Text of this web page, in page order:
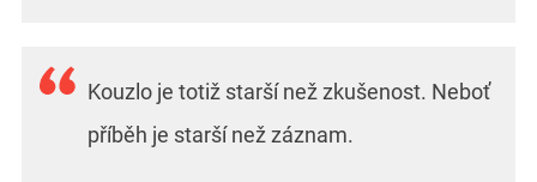
Kouzlo je totiž starší než zkušenost. Neboť
příběh je starší než záznam.